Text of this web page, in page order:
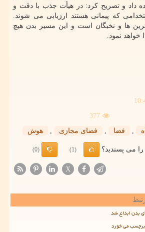
داد و تصریح کرد: در هیأت جذب با دقت و
که پیمانی هستند ارزیابی می شوند.
ها و نخبگان است و این مسیر بدن هیچ
خواهد نمود.
377
, فضا , فضای مجازی , هوش
می پسندید؟ (1)
(0)
X
بدن ابداع شد
می خورد